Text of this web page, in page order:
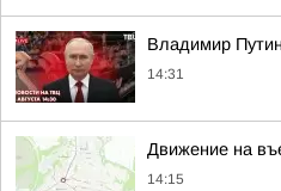
Владимир
14:31
Движение на
14:15